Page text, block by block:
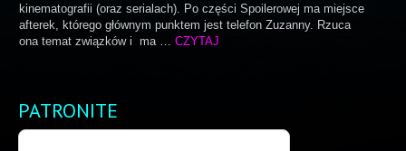
kinematografii (oraz serialach). Po części Spoilerowej ma miejsce
afterek, którego głównym punktem jest telefon Zuzanny. Rzuca
ona temat związków i ma … CZYTAJ
PATRONITE